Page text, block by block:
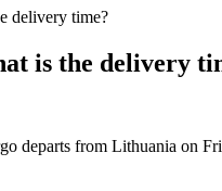
delivery time?
is the delivery
departs from Lithuania on